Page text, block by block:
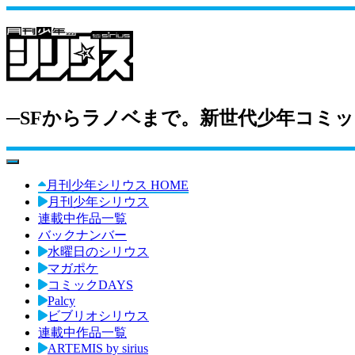
─SFからラノベまで。新世代少年コミ
toggle navigation
月刊少年シリウス HOME
月刊少年シリウス
連載中作品一覧
バックナンバー
水曜日のシリウス
マガポケ
コミックDAYS
Palcy
ビブリオシリウス
連載中作品一覧
ARTEMIS by sirius